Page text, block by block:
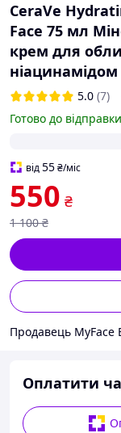
CeraVe
Face 75 мл
крем для
ніацинамідом
5.0 (7)
Готово до відправки
від55₴/міс
550 ₴
1 100 ₴
Продавець MyFace
Оплатити